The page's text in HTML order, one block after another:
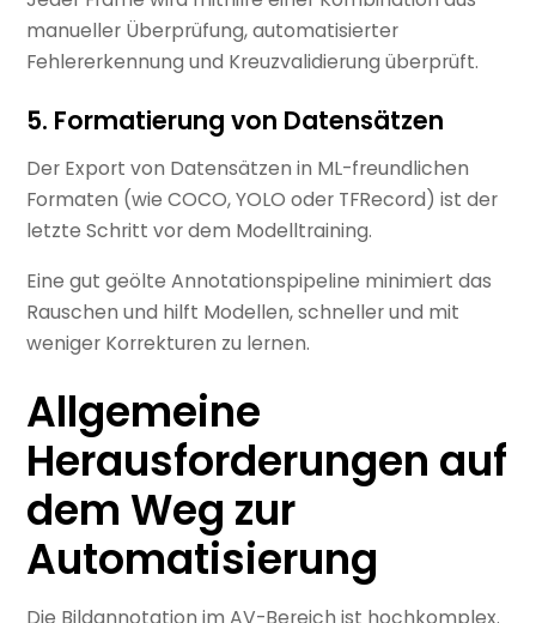
manueller Überprüfung, automatisierter
Fehlererkennung und Kreuzvalidierung überprüft.
5. Formatierung von Datensätzen
Der Export von Datensätzen in ML-freundlichen
Formaten (wie COCO, YOLO oder TFRecord) ist der
letzte Schritt vor dem Modelltraining.
Eine gut geölte Annotationspipeline minimiert das
Rauschen und hilft Modellen, schneller und mit
weniger Korrekturen zu lernen.
Allgemeine
Herausforderungen auf
dem Weg zur
Automatisierung